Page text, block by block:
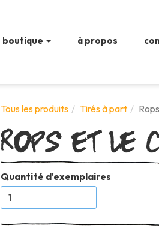
boutique à propos
Tous les produits Tirés à part
Rops et le
Quantité d'exemplaires